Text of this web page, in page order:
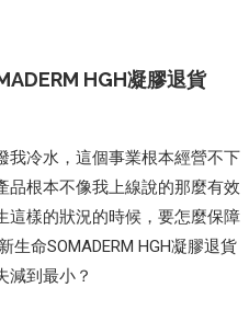
HGH凝膠退貨
我冷水，這個事業根本經營不下
品根本不像我上線說的那麼有效
這樣的狀況的時候，要怎麼保障
生命SOMADERM HGH凝膠退貨
減到最小？